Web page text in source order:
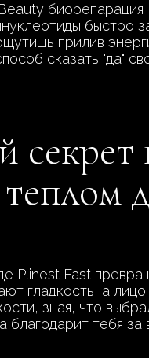
биорепарация
быстро
прилив
сказать "да"
Plinest Fast
гладкость, а
зная, что
благодарит тебя за